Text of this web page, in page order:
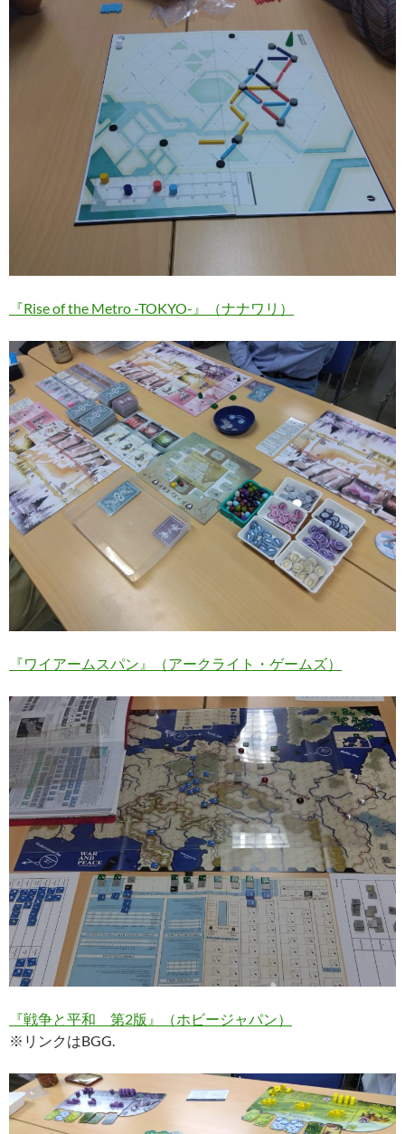
『Rise of the Metro -TOKYO-』（ナナワリ）
『ワイアームスパン』（アークライト・ゲームズ）
『戦争と平和 第2版』（ホビージャパン）
※リンクはBGG.